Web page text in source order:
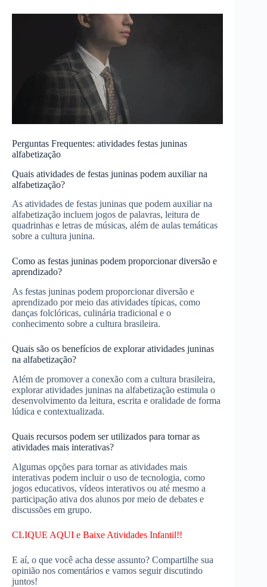
Perguntas Frequentes: atividades festas juninas
alfabetização
Quais atividades de festas juninas podem auxiliar na
alfabetização?
As atividades de festas juninas que podem auxiliar na
alfabetização incluem jogos de palavras, leitura de
quadrinhas e letras de músicas, além de aulas temáticas
sobre a cultura junina.
Como as festas juninas podem proporcionar diversão e
aprendizado?
As festas juninas podem proporcionar diversão e
aprendizado por meio das atividades típicas, como
danças folclóricas, culinária tradicional e o
conhecimento sobre a cultura brasileira.
Quais são os benefícios de explorar atividades juninas
na alfabetização?
Além de promover a conexão com a cultura brasileira,
explorar atividades juninas na alfabetização estimula o
desenvolvimento da leitura, escrita e oralidade de forma
lúdica e contextualizada.
Quais recursos podem ser utilizados para tornar as
atividades mais interativas?
Algumas opções para tornar as atividades mais
interativas podem incluir o uso de tecnologia, como
jogos educativos, vídeos interativos ou até mesmo a
participação ativa dos alunos por meio de debates e
discussões em grupo.
CLIQUE AQUI e Baixe Atividades Infantil!!
E aí, o que você acha desse assunto? Compartilhe sua
opinião nos comentários e vamos seguir discutindo
juntos!